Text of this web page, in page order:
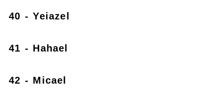
40 - Yeiazel
41 - Hahael
42 - Micael